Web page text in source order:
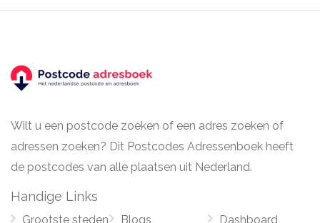
Wilt u een postcode zoeken of een adres zoeken of
adressen zoeken? Dit Postcodes Adressenboek heeft
de postcodes van alle plaatsen uit Nederland.
Handige Links
Grootste steden Blogs Dashboard